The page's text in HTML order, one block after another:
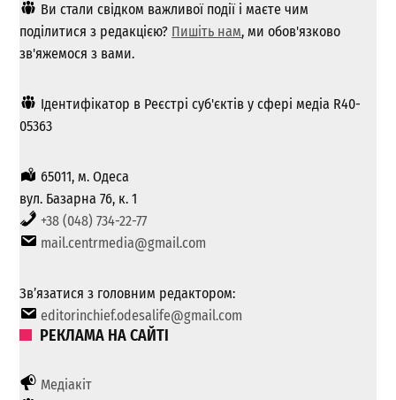
Ви стали свідком важливої ​​події і маєте чим
поділитися з редакцією? Пишіть нам, ми обов'язково
зв'яжемося з вами.
Ідентифікатор в Реєстрі суб'єктів у сфері медіа R40-
05363
65011, м. Одеса
вул. Базарна 76, к. 1
+38 (048) 734-22-77
mail.centrmedia@gmail.com
Зв’язатися з головним редактором:
editorinchief.odesalife@gmail.com
РЕКЛАМА НА САЙТІ
Медіакіт